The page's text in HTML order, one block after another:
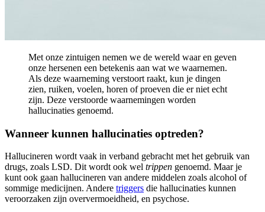
Met onze zintuigen nemen we de wereld waar en geven
onze hersenen een betekenis aan wat we waarnemen.
Als deze waarneming verstoort raakt, kun je dingen
zien, ruiken, voelen, horen of proeven die er niet echt
zijn. Deze verstoorde waarnemingen worden
hallucinaties genoemd.
Wanneer kunnen hallucinaties optreden?
Hallucineren wordt vaak in verband gebracht met het gebruik van
drugs, zoals LSD. Dit wordt ook wel trippen genoemd. Maar je
kunt ook gaan hallucineren van andere middelen zoals alcohol of
sommige medicijnen. Andere triggers die hallucinaties kunnen
veroorzaken zijn oververmoeidheid, en psychose.